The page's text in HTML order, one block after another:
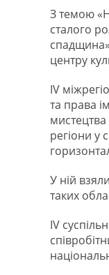
З темою
сталого
центру
IV
та права
регіони у
У ній
таких
IV